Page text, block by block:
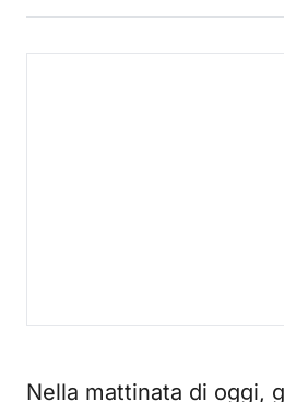
Nella mattinata di oggi,